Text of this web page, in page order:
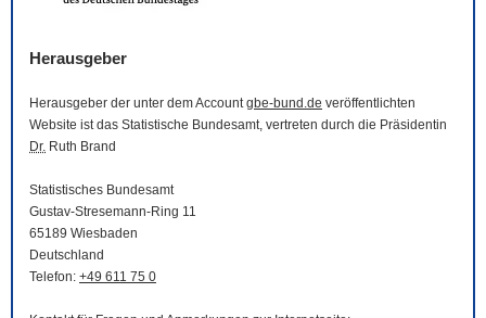
Herausgeber
Herausgeber der unter dem Accountgbe-bund.de veröffentlichten
Website ist das Statistische Bundesamt, vertreten durch die Präsidentin
Dr. Ruth Brand
Statistisches Bundesamt
Gustav-Stresemann-Ring 11
65189 Wiesbaden
Deutschland
Telefon: +49 611 75 0